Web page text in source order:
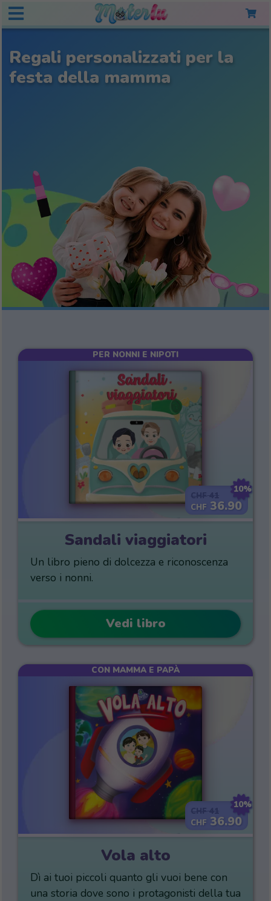
Regali personalizzati per la
festa della mamma
10%
CHF 36.90
PER NONNI E NIPOTI
Sandali viaggiatori
Un libro pieno di dolcezza e riconoscenza
verso i nonni.
Vedi libro
10%
CHF 36.90
CON MAMMA E PAPÀ
Vola alto
Dì ai tuoi piccoli quanto gli vuoi bene con
una storia dove sono i protagonisti della tua